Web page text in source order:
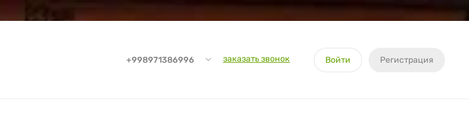
+998971386996 заказать звонок Войти Регистрация